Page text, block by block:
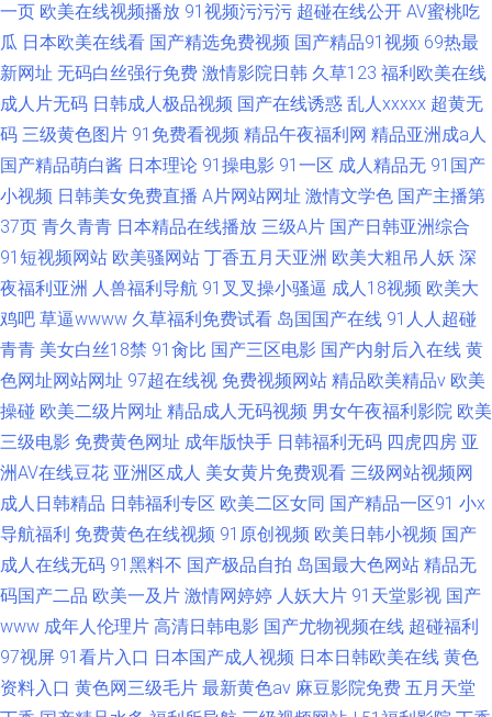
一页 欧美在线视频播放 91视频污污污 超碰在线公开 AV蜜桃吃
瓜 日本欧美在线看 国产精选免费视频 国产精品91视频 69热最
新网址 无码白丝强行免费 激情影院日韩 久草123 福利欧美在线
成人片无码 日韩成人极品视频 国产在线诱惑 乱人xxxxx 超黄无
码 三级黄色图片 91免费看视频 精品午夜福利网 精品亚洲成a人
国产精品萌白酱 日本理论 91操电影 91一区 成人精品无 91国产
小视频 日韩美女免费直播 A片网站网址 激情文学色 国产主播第
37页 青久青青 日本精品在线播放 三级A片 国产日韩亚洲综合
91短视频网站 欧美骚网站 丁香五月天亚洲 欧美大粗吊人妖 深
夜福利亚洲 人兽福利导航 91叉叉操小骚逼 成人18视频 欧美大
鸡吧 草逼wwww 久草福利免费试看 岛国国产在线 91人人超碰
青青 美女白丝18禁 91肏比 国产三区电影 国产内射后入在线 黄
色网址网站网址 97超在线视 免费视频网站 精品欧美精品v 欧美
操碰 欧美二级片网址 精品成人无码视频 男女午夜福利影院 欧美
三级电影 免费黄色网址 成年版快手 日韩福利无码 四虎四房 亚
洲AV在线豆花 亚洲区成人 美女黄片免费观看 三级网站视频网
成人日韩精品 日韩福利专区 欧美二区女同 国产精品一区91 小x
导航福利 免费黄色在线视频 91原创视频 欧美日韩小视频 国产
成人在线无码 91黑料不 国产极品自拍 岛国最大色网站 精品无
码国产二品 欧美一及片 激情网婷婷 人妖大片 91天堂影视 国产
www 成年人伦理片 高清日韩电影 国产尤物视频在线 超碰福利
97视屏 91看片入口 日本国产成人视频 日本日韩欧美在线 黄色
资料入口 黄色网三级毛片 最新黄色av 麻豆影院免费 五月天堂